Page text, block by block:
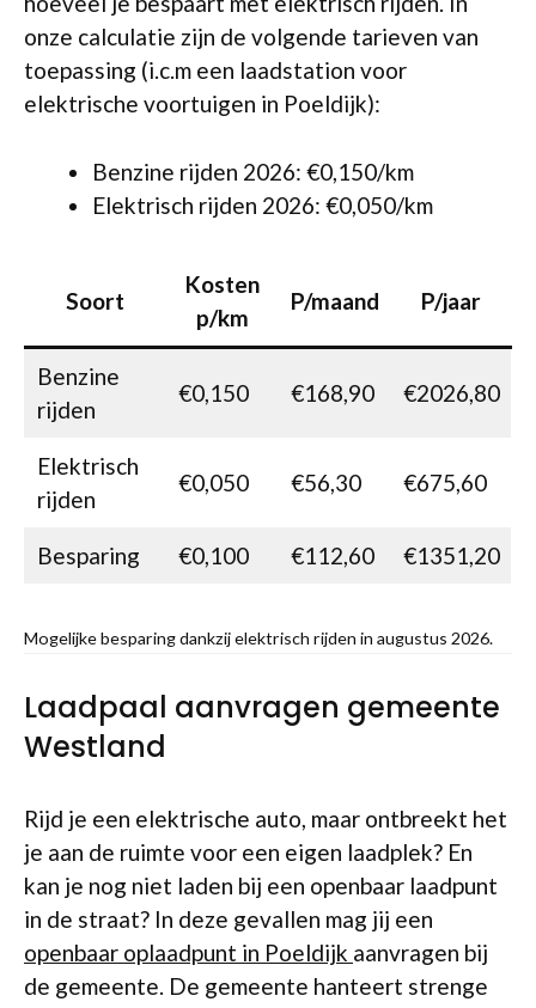
onze calculatie zijn de volgende tarieven van
toepassing (i.c.m een laadstation voor
elektrische voortuigen in Poeldijk):
Benzine rijden 2026: €0,150/km
Elektrisch rijden 2026: €0,050/km
Soort
Kosten
p/km
P/maand P/jaar
Benzine
rijden
€0,150 €168,90 €2026,80
Elektrisch
rijden
€0,050 €56,30 €675,60
Besparing €0,100 €112,60 €1351,20
Mogelijke besparing dankzij elektrisch rijden in augustus 2026.
Laadpaal aanvragen gemeente
Westland
Rijd je een elektrische auto, maar ontbreekt het
je aan de ruimte voor een eigen laadplek? En
kan je nog niet laden bij een openbaar laadpunt
in de straat? In deze gevallen mag jij een
openbaar oplaadpunt in Poeldijk aanvragen bij
de gemeente. De gemeente hanteert strenge